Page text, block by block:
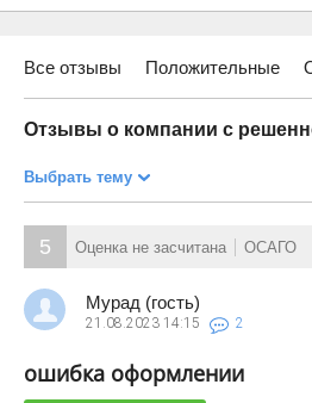
Все отзывы Положительные
Отзывы о компании с
Выбрать тему
5 Оценка не засчитана ОСАГО
Мурад (гость)
21.08.2023 14:15 2
ошибка оформлении